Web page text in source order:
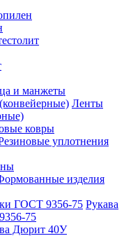
и манжеты
Ленты
ковры
уплотнения
изделия
Рукава
75
Дюрит 40У